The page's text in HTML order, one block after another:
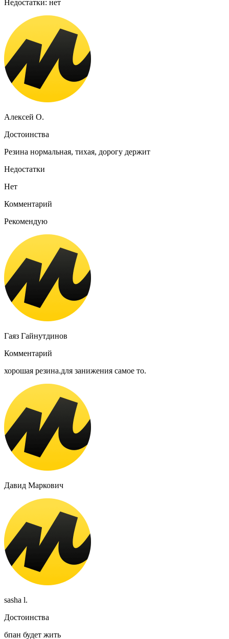
Недостатки: нет
Алексей О.
Достоинства
Резина нормальная, тихая, дорогу держит
Недостатки
Нет
Комментарий
Рекомендую
Гаяз Гайнутдинов
Комментарий
хорошая резина.для занижения самое то.
Давид Маркович
sasha l.
Достоинства
бпан будет жить